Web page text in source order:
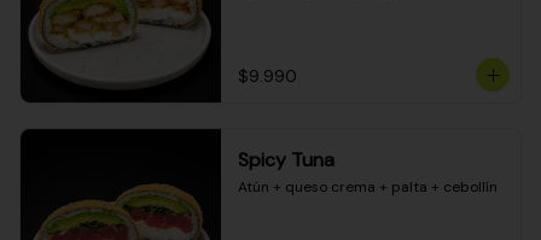
$9.990
Spicy Tuna
Atún + queso crema + palta + cebollín